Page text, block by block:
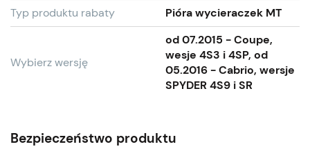
Typ produktu rabaty
Pióra wycieraczek MT
Wybierz wersję
od 07.2015 - Coupe,
wesje 4S3 i 4SP, od
05.2016 - Cabrio, wersje
SPYDER 4S9 i SR
Bezpieczeństwo produktu